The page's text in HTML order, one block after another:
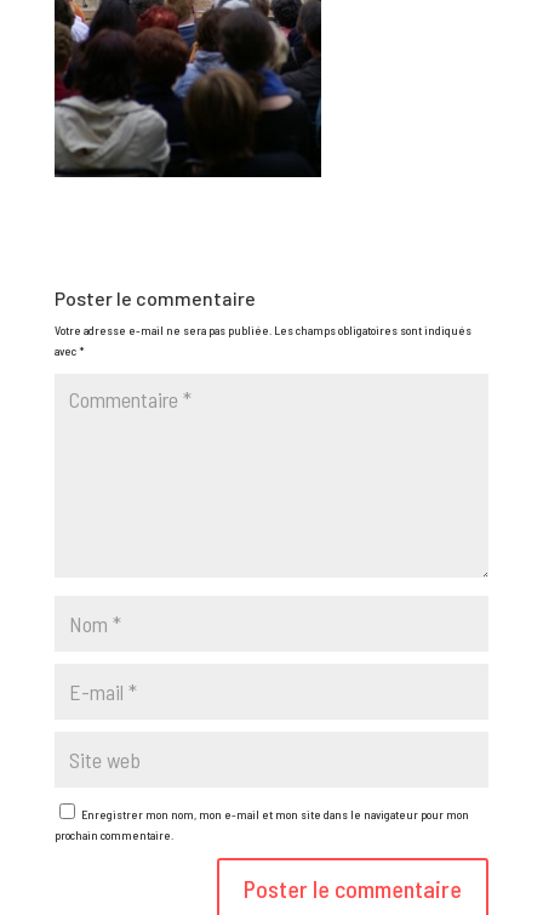
Poster le commentaire
Votre adresse e-mail ne sera pas publiée. Les champs obligatoires sont indiqués
avec*
Enregistrer mon nom, mon e-mail et mon site dans le navigateur pour mon
prochain commentaire.